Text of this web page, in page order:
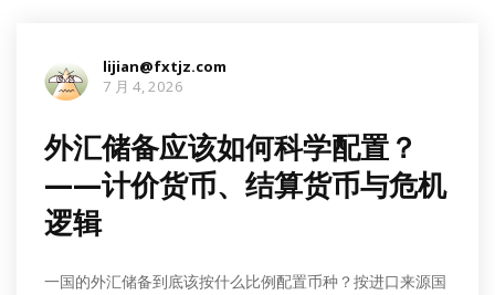
lijian@fxtjz.com
7 月 4, 2026
外汇储备应该如何科学配置？
——计价货币、结算货币与危机
逻辑
一国的外汇储备到底该按什么比例配置币种？按进口来源国